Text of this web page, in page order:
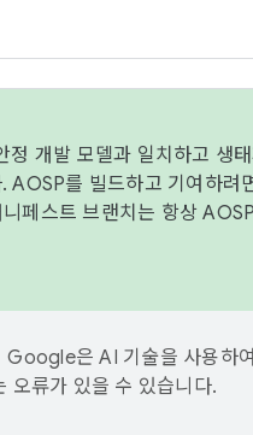
정 개발 모델과 일치하고 생
AOSP를 빌드하고 기여하려
니페스트 브랜치는 항상
Google은 AI 기술을 사용하
오류가 있을 수 있습니다.